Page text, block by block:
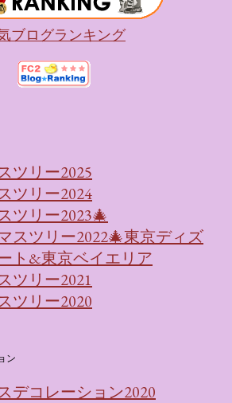
イベントの目玉となるのが、サンリオの
がそれぞれの“好き”や理想を詰め込ん
エリアです。 ハローキティ...
ブログランキング
ツリー2025
ツリー2024
ツリー2023🎄
スツリー2022🎄東京ディズ
ト&東京ベイエリア
ツリー2021
ツリー2020
ン
デコレーション2020